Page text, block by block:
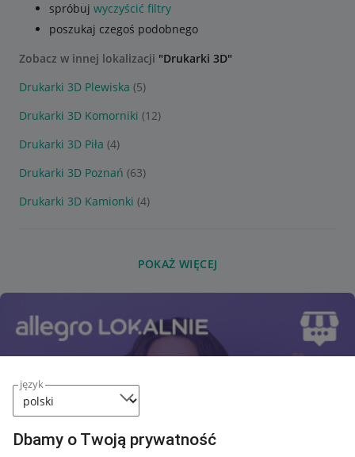
język
Dbamy o Twoją prywatność
spróbuj wyczyścić filtry
poszukaj czegoś podobnego
Zobacz w innej lokalizacji "Drukarki 3D"
Drukarki 3D Plewiska (5)
Drukarki 3D Komorniki (12)
Drukarki 3D Piła (4)
Drukarki 3D Poznań (63)
Drukarki 3D Kamionki (4)
POKAŻ WIĘCEJ